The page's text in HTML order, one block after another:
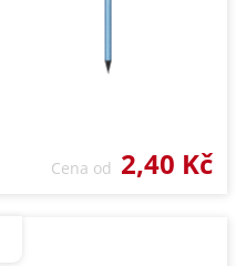
Cena od 2,40 Kč